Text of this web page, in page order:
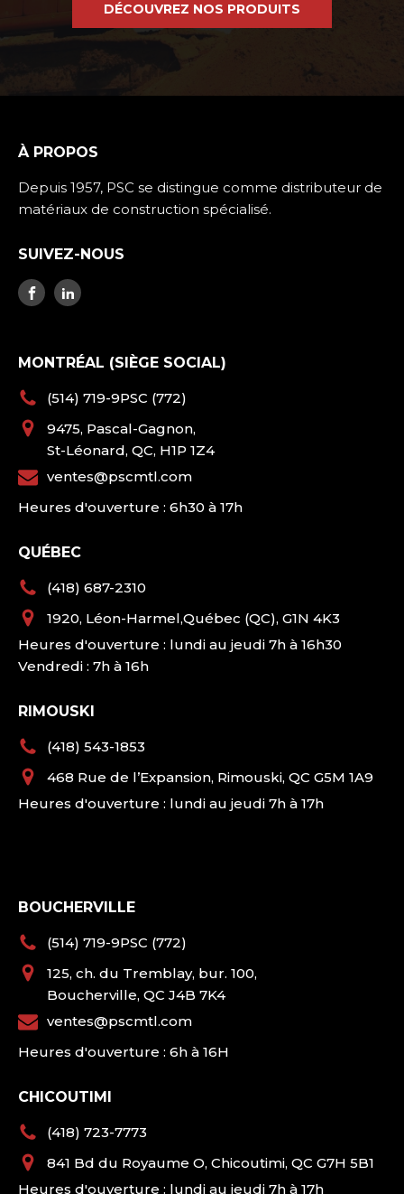
DÉCOUVREZ NOS PRODUITS
À PROPOS
Depuis 1957, PSC se distingue comme distributeur de
matériaux de construction spécialisé.
SUIVEZ-NOUS
MONTRÉAL (SIÈGE SOCIAL)
(514) 719-9PSC (772)
9475, Pascal-Gagnon,
St-Léonard, QC, H1P 1Z4
ventes@pscmtl.com
Heures d'ouverture : 6h30 à 17h
QUÉBEC
(418) 687-2310
1920, Léon-Harmel,Québec (QC), G1N 4K3
Heures d'ouverture : lundi au jeudi 7h à 16h30
Vendredi : 7h à 16h
RIMOUSKI
(418) 543-1853
468 Rue de l’Expansion, Rimouski, QC G5M 1A9
Heures d'ouverture : lundi au jeudi 7h à 17h
BOUCHERVILLE
(514) 719-9PSC (772)
125, ch. du Tremblay, bur. 100,
Boucherville, QC J4B 7K4
ventes@pscmtl.com
Heures d'ouverture : 6h à 16H
CHICOUTIMI
(418) 723-7773
841 Bd du Royaume O, Chicoutimi, QC G7H 5B1
Heures d'ouverture : lundi au jeudi 7h à 17h